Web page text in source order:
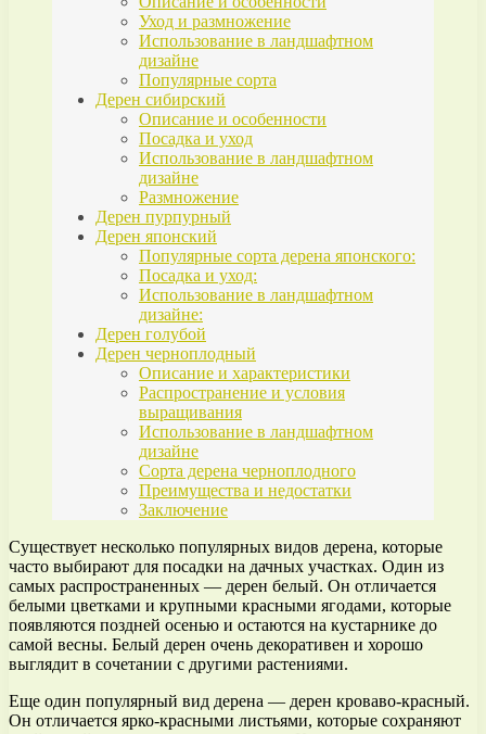
Уход и размножение
Использование в ландшафтном
дизайне
Популярные сорта
Дерен сибирский
Описание и особенности
Посадка и уход
Использование в ландшафтном
дизайне
Размножение
Дерен пурпурный
Дерен японский
Популярные сорта дерена японского:
Посадка и уход:
Использование в ландшафтном
дизайне:
Дерен голубой
Дерен черноплодный
Описание и характеристики
Распространение и условия
выращивания
Использование в ландшафтном
дизайне
Сорта дерена черноплодного
Преимущества и недостатки
Заключение
Существует несколько популярных видов дерена, которые
часто выбирают для посадки на дачных участках. Один из
самых распространенных — дерен белый. Он отличается
белыми цветками и крупными красными ягодами, которые
появляются поздней осенью и остаются на кустарнике до
самой весны. Белый дерен очень декоративен и хорошо
выглядит в сочетании с другими растениями.
Еще один популярный вид дерена — дерен кроваво-красный.
Он отличается ярко-красными листьями, которые сохраняют